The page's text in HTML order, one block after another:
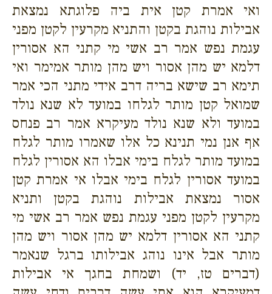
ואי אמרת קטן אית ביה פלוגתא נמצאת
אבילות נוהגת בקטן והתניא מקרעין לקטן מפני
עגמת נפש אמר רב אשי מי קתני הא אסורין
דלמא יש מהן אסור ויש מהן מותר אמימר ואי
תימא רב שישא בריה דרב אידי מתני הכי אמר
שמואל קטן מותר לגלחו במועד לא שנא נולד
במועד ולא שנא נולד מעיקרא אמר רב פנחס
אף אנן נמי תנינא כל אלו שאמרו מותר לגלח
במועד מותר לגלח בימי אבלו הא אסורין לגלח
במועד אסורין לגלח בימי אבלו אי אמרת קטן
אסור נמצאת אבילות נוהגת בקטן ותניא
מקרעין לקטן מפני עגמת נפש אמר רב אשי מי
קתני הא אסורין דלמא יש מהן אסור ויש מהן
מותר אבל אינו נוהג אבילותו ברגל שנאמר
(דברים טז, יד) ושמחת בחגך אי אבילות